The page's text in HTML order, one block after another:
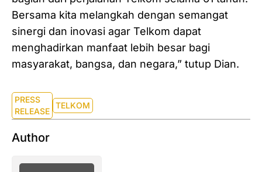
Bersama kita melangkah dengan semangat
sinergi dan inovasi agar Telkom dapat
menghadirkan manfaat lebih besar bagi
masyarakat, bangsa, dan negara,” tutup Dian.
PRESS
RELEASE
TELKOM
Author